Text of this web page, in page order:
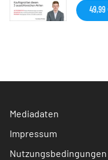
49,99
Mediadaten
Impressum
Nutzungsbedingungen